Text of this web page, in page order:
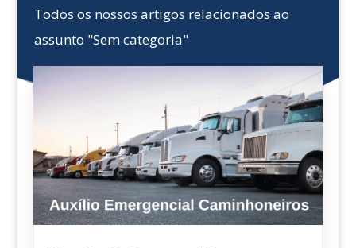
Todos os nossos artigos relacionados ao
assunto "Sem categoria"